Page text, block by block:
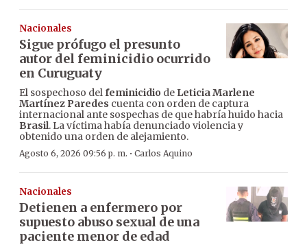
Nacionales
Sigue prófugo el presunto
autor del feminicidio ocurrido
en Curuguaty
El sospechoso delfeminicidio de Leticia Marlene
Martínez Paredes cuenta con orden de captura
internacional ante sospechas de que habría huido hacia
Brasil. La víctima había denunciado violencia y
obtenido una orden de alejamiento.
Agosto 6, 2026 09:56 p. m. · Carlos Aquino
Nacionales
Detienen a enfermero por
supuesto abuso sexual de una
paciente menor de edad